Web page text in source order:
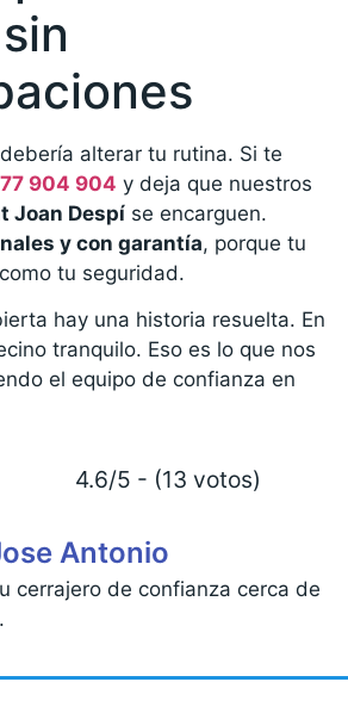
alterar tu rutina. Si te
904 904 y deja que nuestros
Joan Despí se encarguen.
y con garantía, porque tu
tu seguridad.
hay una historia resuelta. En
tranquilo. Eso es lo que nos
el equipo de confianza en
4.6/5 - (13 votos)
Antonio
cerrajero de confianza cerca de